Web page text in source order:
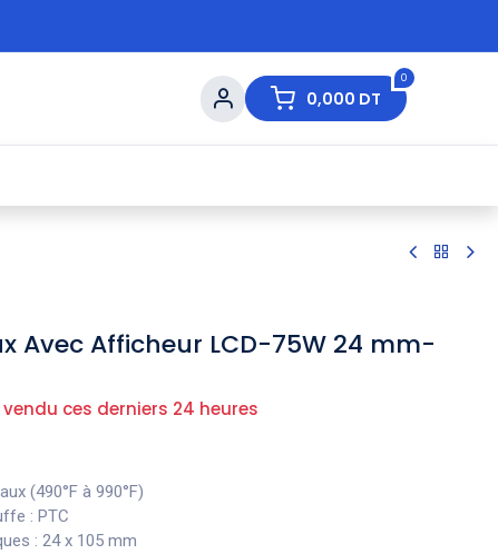
0
0,000 DT
Avec Afficheur LCD-75W 24 mm-
vendu ces derniers 24 heures
(490°F à 990°F)
: PTC
: 24 x 105 mm